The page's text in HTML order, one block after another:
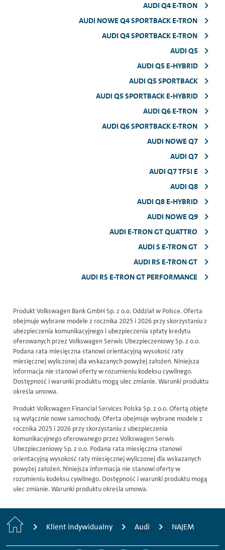
AUDI Q4 E-TRON
AUDI NOWE Q4 SPORTBACK E-TRON
AUDI Q4 SPORTBACK E-TRON
AUDI Q5
AUDI Q5 E-HYBRID
AUDI Q5 SPORTBACK
AUDI Q5 SPORTBACK E-HYBRID
AUDI Q6 E-TRON
AUDI Q6 SPORTBACK E-TRON
AUDI NOWE Q7
AUDI Q7
AUDI Q7 TFSI E
AUDI Q8
AUDI Q8 E-HYBRID
AUDI NOWE Q9
AUDI E-TRON GT QUATTRO
AUDI S E-TRON GT
AUDI RS E-TRON GT
AUDI RS E-TRON GT PERFORMANCE
Produkt Volkswagen Bank GmbH Sp. z o.o. Oddział w Polsce. Oferta
obejmuje wybrane modele z rocznika 2025 i 2026 przy skorzystaniu z
ubezpieczenia komunikacyjnego i ubezpieczenia spłaty kredytu
oferowanych przez Volkswagen Serwis Ubezpieczeniowy Sp. z o.o.
Podana rata miesięczna stanowi orientacyjną wysokość raty
miesięcznej wyliczonej dla wskazanych powyżej założeń. Niniejsza
informacja nie stanowi oferty w rozumieniu kodeksu cywilnego.
Dostępność i warunki produktu mogą ulec zmianie. Warunki produktu
określa umowa.
Produkt Volkswagen Financial Services Polska Sp. z o.o. Ofertą objęte
są wyłącznie nowe samochody. Oferta obejmuje wybrane modele z
rocznika 2025 i 2026 przy skorzystaniu z ubezpieczenia
komunikacyjnego oferowanego przez Volkswagen Serwis
Ubezpieczeniowy Sp. z o.o. Podana rata miesięczna stanowi
orientacyjną wysokość raty miesięcznej wyliczonej dla wskazanych
powyżej założeń. Niniejsza informacja nie stanowi oferty w
rozumieniu kodeksu cywilnego. Dostępność i warunki produktu mogą
ulec zmianie. Warunki produktu określa umowa.
Klient indywidualny Audi NAJEM